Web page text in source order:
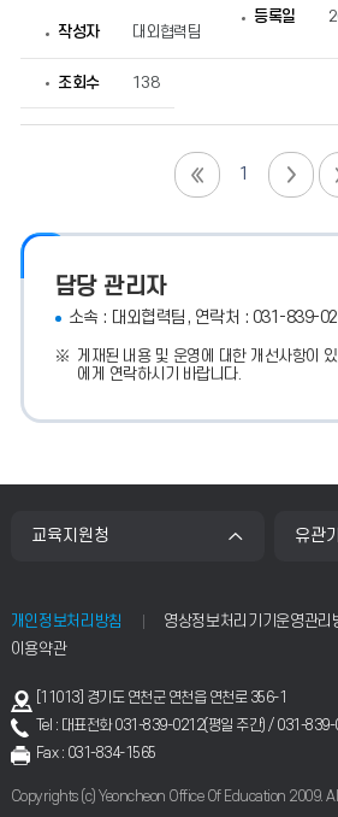
작성자 대외협력팀
등록일
조회수 138
1
담당 관리자
소속 : 대외협력팀, 연락처 : 031-839-
게재된 내용 및 운영에 대한 개선사항이
에게 연락하시기 바랍니다.
교육지원청 유관
개인정보처리방침 영상정보처리기기운영관리
이용약관
[11013] 경기도 연천군 연천읍 연천로 356-1
Tel : 대표전화 031-839-0212(평일 주간) / 031-
Fax : 031-834-1565
Copyrights (c) Yeoncheon Office Of Education 2009.